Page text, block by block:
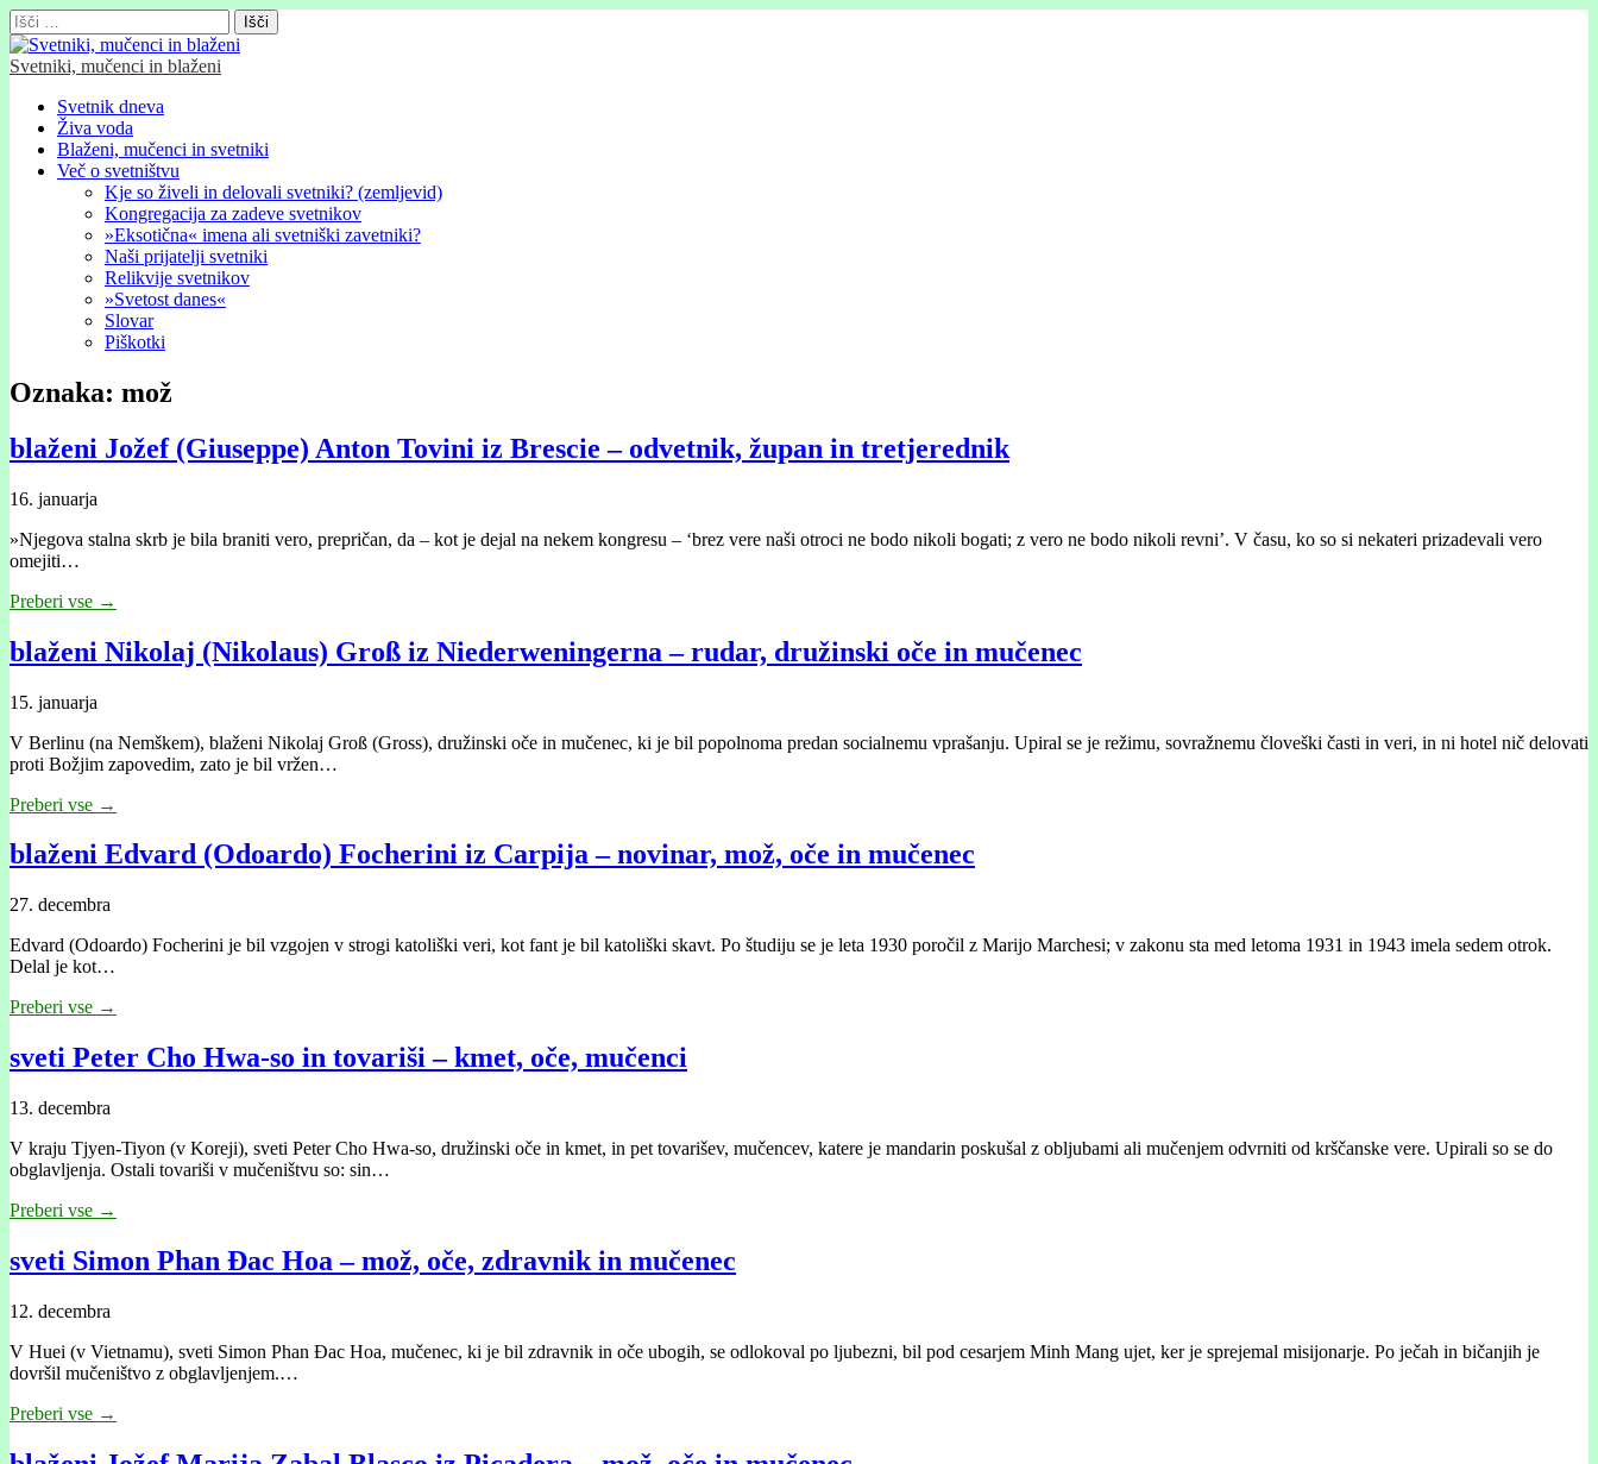
Išči:
Svetniki, mučenci in blaženi
Glavni
meni
Skip
content
Svetnik dneva
Živa voda
Blaženi, mučenci in svetniki
Več o svetništvu
Kje so živeli in delovali svetniki? (zemljevid)
Kongregacija za zadeve svetnikov
»Eksotična« imena ali svetniški zavetniki?
Naši prijatelji svetniki
Relikvije svetnikov
»Svetost danes«
Slovar
Piškotki
Oznaka: mož
blaženi Jožef (Giuseppe) Anton Tovini iz Brescie – odvetnik, župan in tretjerednik
16. januarja
»Njegova stalna skrb je bila braniti vero, prepričan, da – kot je dejal na nekem kongresu – ‘brez vere naši otroci ne bodo nikoli bogati; z vero ne bodo nikoli revni’. V času, ko so si nekateri prizadevali vero
omejiti…
Preberi vse →
blaženi Nikolaj (Nikolaus) Groß iz Niederweningerna – rudar, družinski oče in mučenec
15. januarja
V Berlinu (na Nemškem), blaženi Nikolaj Groß (Gross), družinski oče in mučenec, ki je bil popolnoma predan socialnemu vprašanju. Upiral se je režimu, sovražnemu človeški časti in veri, in ni hotel nič delovati
proti Božjim zapovedim, zato je bil vržen…
Preberi vse →
blaženi Edvard (Odoardo) Focherini iz Carpija – novinar, mož, oče in mučenec
27. decembra
Edvard (Odoardo) Focherini je bil vzgojen v strogi katoliški veri, kot fant je bil katoliški skavt. Po študiju se je leta 1930 poročil z Marijo Marchesi; v zakonu sta med letoma 1931 in 1943 imela sedem otrok.
Delal je kot…
Preberi vse →
sveti Peter Cho Hwa-so in tovariši – kmet, oče, mučenci
13. decembra
V kraju Tjyen-Tiyon (v Koreji), sveti Peter Cho Hwa-so, družinski oče in kmet, in pet tovarišev, mučencev, katere je mandarin poskušal z obljubami ali mučenjem odvrniti od krščanske vere. Upirali so se do
obglavljenja. Ostali tovariši v mučeništvu so: sin…
Preberi vse →
sveti Simon Phan Đac Hoa – mož, oče, zdravnik in mučenec
12. decembra
V Huei (v Vietnamu), sveti Simon Phan Đac Hoa, mučenec, ki je bil zdravnik in oče ubogih, se odlokoval po ljubezni, bil pod cesarjem Minh Mang ujet, ker je sprejemal misijonarje. Po ječah in bičanjih je
dovršil mučeništvo z obglavljenjem.…
Preberi vse →